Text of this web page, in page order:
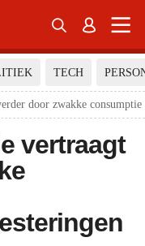
 
TECH
door zwakke
vertraagt